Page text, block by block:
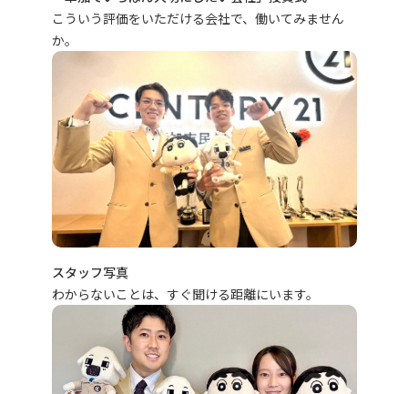
こういう評価をいただける会社で、働いてみません
か。
スタッフ写真
わからないことは、すぐ聞ける距離にいます。